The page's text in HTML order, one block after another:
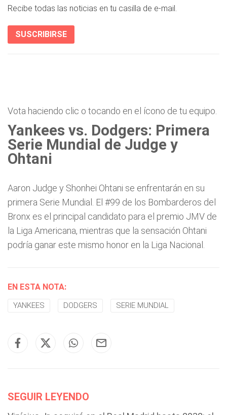
Recibe todas las noticias en tu casilla de e-mail.
SUSCRIBIRSE
Vota haciendo clic o tocando en el ícono de tu equipo.
Yankees vs. Dodgers: Primera
Serie Mundial de Judge y
Ohtani
Aaron Judge y Shonhei Ohtani se enfrentarán en su
primera Serie Mundial. El #99 de los Bombarderos del
Bronx es el principal candidato para el premio JMV de
la Liga Americana, mientras que la sensación Ohtani
podría ganar este mismo honor en la Liga Nacional.
EN ESTA NOTA:
YANKEES DODGERS SERIE MUNDIAL
SEGUIR LEYENDO